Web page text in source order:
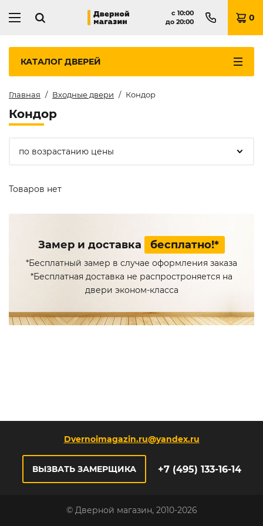
с 10:00
до 20:00 0
КАТАЛОГДВЕРЕЙ
Главная Входные двери Кондор
Кондор
по возрастанию цены
Товаров нет
Замер и доставка бесплатно!*
*Бесплатный замер в случае оформления заказа
*Бесплатная доставка не распростроняется на
двери эконом-класса
Dvernoimagazin.ru@yandex.ru
ВЫЗВАТЬ ЗАМЕРЩИКА +7 (495) 133-16-14
© Дверной магазин, 2010-2026